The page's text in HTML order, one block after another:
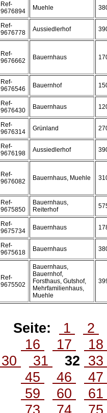
Ref-
9676894
Muehle
Ref-
9676778
Aussiedlerhof
Ref-
9676662
Bauernhaus
Ref-
9676546
Bauernhof
Ref-
9676430
Bauernhaus
Ref-
9676314
Grünland
Ref-
9676198
Aussiedlerhof
Ref-
9676082
Bauernhaus, Muehle
Ref-
9675850
Bauernhaus,
Reiterhof
Ref-
9675734
Bauernhaus
Ref-
9675618
Bauernhaus
Ref-
9675502
Bauernhaus,
Bauernhof,
Forsthaus, Gutshof,
Mehrfamilienhaus,
Muehle
Seite: 1
2
16
17
18
30
31 32 33
45
46
47
59
60
61
73
74 75